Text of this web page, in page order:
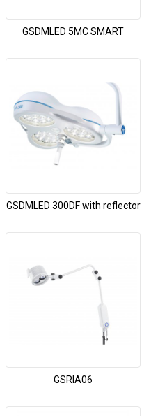
GSDMLED 5MC SMART
GSDMLED 300DF with reflector
GSRIA06